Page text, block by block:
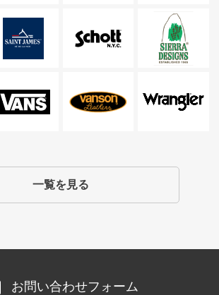
一覧を見る
お問い合わせフォーム